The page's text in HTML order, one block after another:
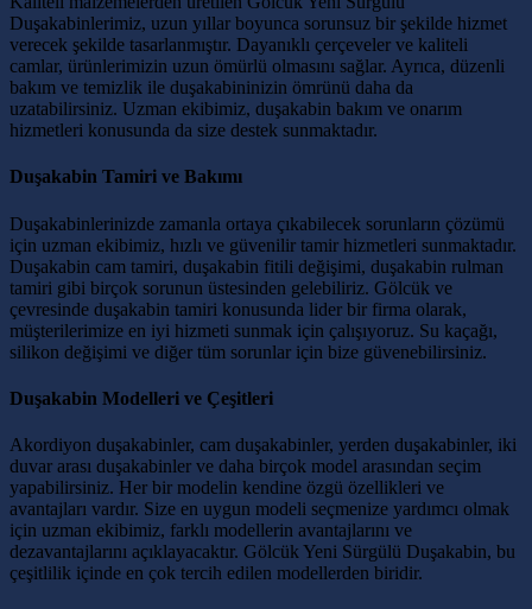
Duşakabinlerimiz, uzun yıllar boyunca sorunsuz bir şekilde hizmet
verecek şekilde tasarlanmıştır. Dayanıklı çerçeveler ve kaliteli
camlar, ürünlerimizin uzun ömürlü olmasını sağlar. Ayrıca, düzenli
bakım ve temizlik ile duşakabininizin ömrünü daha da
uzatabilirsiniz. Uzman ekibimiz, duşakabin bakım ve onarım
hizmetleri konusunda da size destek sunmaktadır.
Duşakabin Tamiri ve Bakımı
Duşakabinlerinizde zamanla ortaya çıkabilecek sorunların çözümü
için uzman ekibimiz, hızlı ve güvenilir tamir hizmetleri sunmaktadır.
Duşakabin cam tamiri, duşakabin fitili değişimi, duşakabin rulman
tamiri gibi birçok sorunun üstesinden gelebiliriz. Gölcük ve
çevresinde duşakabin tamiri konusunda lider bir firma olarak,
müşterilerimize en iyi hizmeti sunmak için çalışıyoruz. Su kaçağı,
silikon değişimi ve diğer tüm sorunlar için bize güvenebilirsiniz.
Duşakabin Modelleri ve Çeşitleri
Akordiyon duşakabinler, cam duşakabinler, yerden duşakabinler, iki
duvar arası duşakabinler ve daha birçok model arasından seçim
yapabilirsiniz. Her bir modelin kendine özgü özellikleri ve
avantajları vardır. Size en uygun modeli seçmenize yardımcı olmak
için uzman ekibimiz, farklı modellerin avantajlarını ve
dezavantajlarını açıklayacaktır. Gölcük Yeni Sürgülü Duşakabin, bu
çeşitlilik içinde en çok tercih edilen modellerden biridir.